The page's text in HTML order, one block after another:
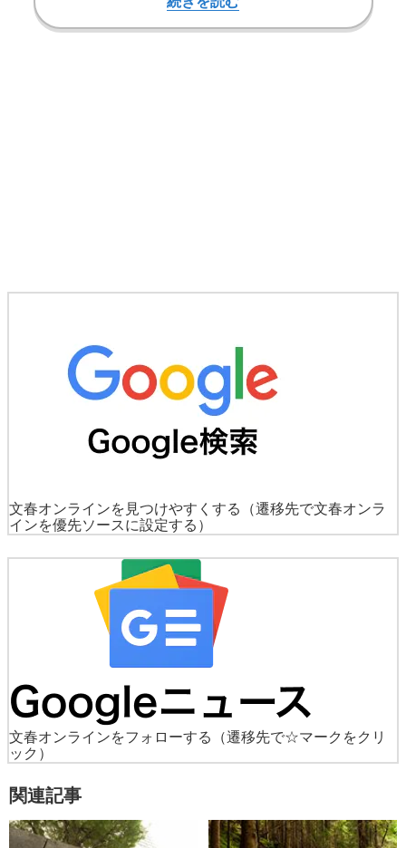
文春オンラインを見つけやすくする
（遷移先で文春オンラ
インを優先ソースに設定する）
文春オンラインをフォローする
（遷移先で☆マークをクリ
ック）
関連記事